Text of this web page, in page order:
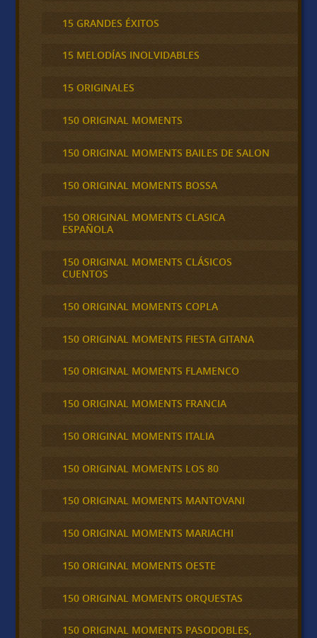
15 GRANDES ÉXITOS
15 MELODÍAS INOLVIDABLES
15 ORIGINALES
150 ORIGINAL MOMENTS
150 ORIGINAL MOMENTS BAILES DE SALON
150 ORIGINAL MOMENTS BOSSA
150 ORIGINAL MOMENTS CLASICA
ESPAÑOLA
150 ORIGINAL MOMENTS CLÁSICOS
CUENTOS
150 ORIGINAL MOMENTS COPLA
150 ORIGINAL MOMENTS FIESTA GITANA
150 ORIGINAL MOMENTS FLAMENCO
150 ORIGINAL MOMENTS FRANCIA
150 ORIGINAL MOMENTS ITALIA
150 ORIGINAL MOMENTS LOS 80
150 ORIGINAL MOMENTS MANTOVANI
150 ORIGINAL MOMENTS MARIACHI
150 ORIGINAL MOMENTS OESTE
150 ORIGINAL MOMENTS ORQUESTAS
150 ORIGINAL MOMENTS PASODOBLES,